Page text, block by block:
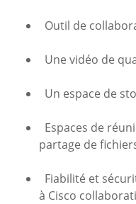
Outil de
Une vidéo de
Un espace de
Espaces de
partage de
Fiabilité et
à Cisco